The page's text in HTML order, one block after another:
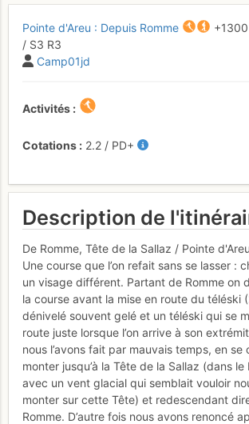
Pointe d'Areu : Depuis Romme +1300
/ S3 R3
Camp01jd
Activités
Cotations 2.2 / PD+
Description de
De Romme, Tête de la Sallaz / Pointe d'Areu
Une course que l’on refait sans se lasser :
un visage différent. Partant de Romme on
la course avant la mise en route du téléski
dénivelé souvent gelé et un téléski qui se
route juste lorsque l’on arrive à son
nous l’avons fait par mauvais temps, en
monter jusqu’à la Tête de la Sallaz (dans le
avec un vent glacial qui semblait vouloir
monter sur cette Tête) et redescendant
Romme. D’autre fois nous avons renoncé